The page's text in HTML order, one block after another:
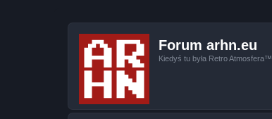
Forum arhn.eu
Kiedyś tu była Retro Atmosfera™